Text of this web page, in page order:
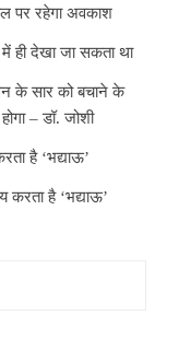
पर रहेगा अवकाश
में ही देखा जा सकता था
के सार को बचाने के
– डॉ. जोशी
है ‘भद्याऊ’
करता है ‘भद्याऊ’